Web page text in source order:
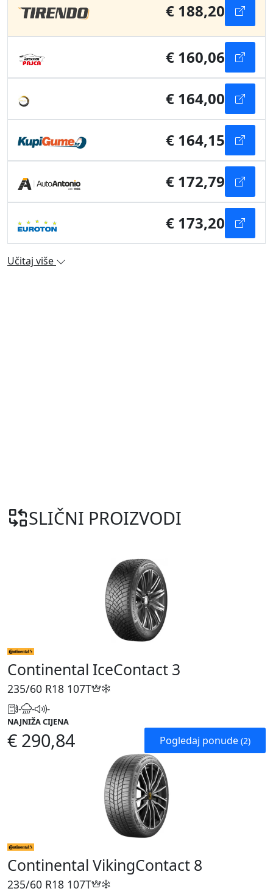
€ 188,20
€ 160,06
€ 164,00
€ 164,15
€ 172,79
€ 173,20
Učitaj više
SLIČNI PROIZVODI
Continental IceContact 3
235/60 R18 107T
- - -
NAJNIŽA CIJENA
€ 290,84 Pogledaj ponude (2)
Continental VikingContact 8
235/60 R18 107T